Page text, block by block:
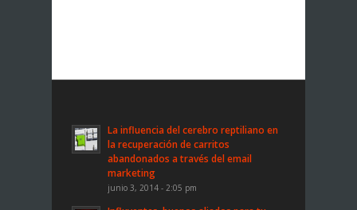
La influencia del cerebro reptiliano en
la recuperación de carritos
abandonados a través del email
marketing
junio 3, 2014 - 2:05 pm